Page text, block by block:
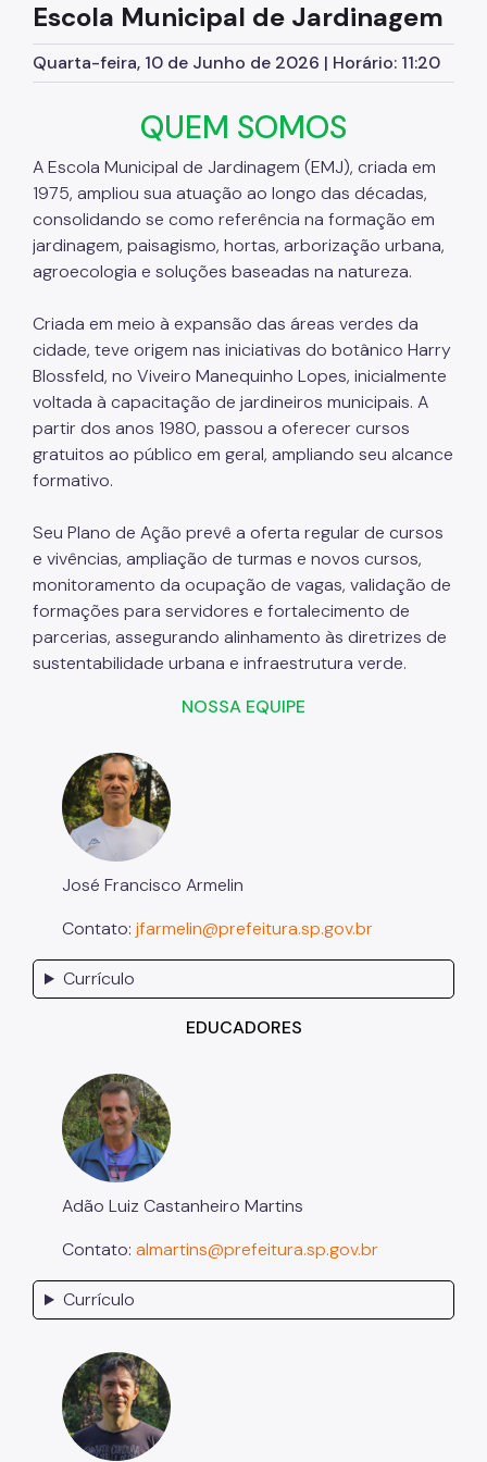
Escola Municipal de Jardinagem
Quarta-feira, 10 de Junho de 2026 | Horário: 11:20
QUEM SOMOS
A Escola Municipal de Jardinagem (EMJ), criada em
1975, ampliou sua atuação ao longo das décadas,
consolidando se como referência na formação em
jardinagem, paisagismo, hortas, arborização urbana,
agroecologia e soluções baseadas na natureza.
Criada em meio à expansão das áreas verdes da
cidade, teve origem nas iniciativas do botânico Harry
Blossfeld, no Viveiro Manequinho Lopes, inicialmente
voltada à capacitação de jardineiros municipais. A
partir dos anos 1980, passou a oferecer cursos
gratuitos ao público em geral, ampliando seu alcance
formativo.
Seu Plano de Ação prevê a oferta regular de cursos
e vivências, ampliação de turmas e novos cursos,
monitoramento da ocupação de vagas, validação de
formações para servidores e fortalecimento de
parcerias, assegurando alinhamento às diretrizes de
sustentabilidade urbana e infraestrutura verde.
NOSSA EQUIPE
José Francisco Armelin
Contato: jfarmelin@prefeitura.sp.gov.br
Currículo
EDUCADORES
Adão Luiz Castanheiro Martins
Contato: almartins@prefeitura.sp.gov.br
Currículo